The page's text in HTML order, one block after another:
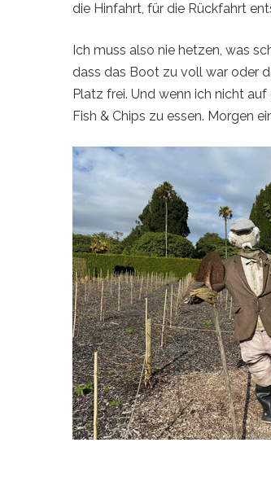
die Hinfahrt, für die Rückfahrt
Ich muss also nie hetzen, was
dass das Boot zu voll war oder
Platz frei. Und wenn ich nicht
Fish & Chips zu essen. Morgen